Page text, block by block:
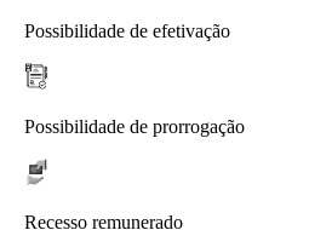
Possibilidade de efetivação
Possibilidade de prorrogação
Recesso remunerado